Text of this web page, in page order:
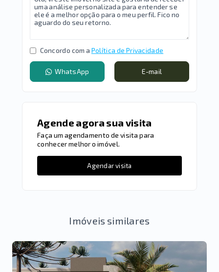
Concordo com a Política de Privacidade
WhatsApp E-mail
Agende agora sua visita
Faça um agendamento de visita para
conhecer melhor o imóvel.
Agendar visita
Imóveis similares